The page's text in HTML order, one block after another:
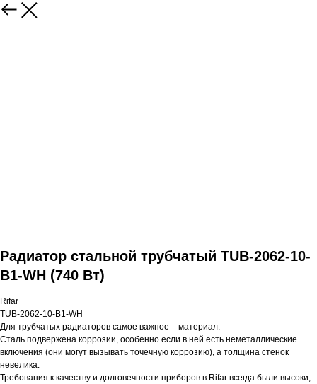
Радиатор стальной трубчатый TUB-2062-10-
B1-WH (740 Вт)
Rifar
TUB-2062-10-B1-WH
Для трубчатых радиаторов самое важное – материал.
Сталь подвержена коррозии, особенно если в ней есть неметаллические
включения (они могут вызывать точечную коррозию), а толщина стенок
невелика.
Требования к качеству и долговечности приборов в Rifar всегда были высоки,